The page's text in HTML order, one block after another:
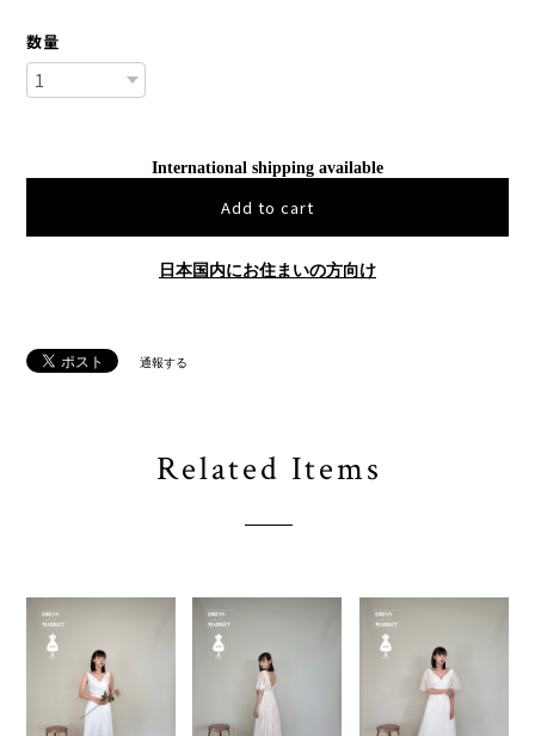
数量
International shipping available
Add to cart
日本国内にお住まいの方向け
通報する
Related Items